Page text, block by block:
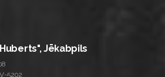
Jēkabpils
5202